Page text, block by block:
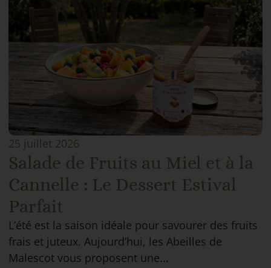
25 juillet 2026
Salade de Fruits au Miel et à la
Cannelle : Le Dessert Estival
Parfait
L’été est la saison idéale pour savourer des fruits
frais et juteux. Aujourd’hui, les Abeilles de
Malescot vous proposent une...